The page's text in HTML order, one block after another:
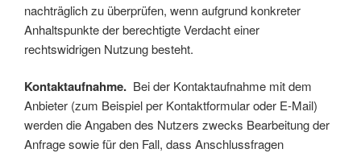
nachträglich zu überprüfen, wenn aufgrund konkreter
Anhaltspunkte der berechtigte Verdacht einer
rechtswidrigen Nutzung besteht.
Kontaktaufnahme. Bei der Kontaktaufnahme mit dem
Anbieter (zum Beispiel per Kontaktformular oder E-Mail)
werden die Angaben des Nutzers zwecks Bearbeitung der
Anfrage sowie für den Fall, dass Anschlussfragen